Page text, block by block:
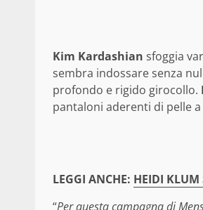
Kim Kardashian sfoggia
sembra indossare senza
profondo e rigido girocollo.
pantaloni aderenti di pelle a
LEGGI ANCHE: HEIDI KLUM
“Per questa campagna di